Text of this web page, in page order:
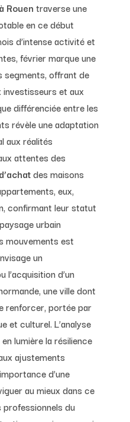
Rouen traverse une
en ce début
d’intense activité et
février marque une
segments, offrant de
et aux
différenciée entre les
révèle une adaptation
aux réalités
attentes des
des maisons
eux,
confirmant leur statut
urbain
mouvements est
un
l’acquisition d’un
une ville dont
renforcer, portée par
et culturel. L’analyse
lumière la résilience
ajustements
d’une
au mieux dans ce
du